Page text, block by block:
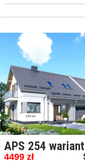
APS 254
4499 zł